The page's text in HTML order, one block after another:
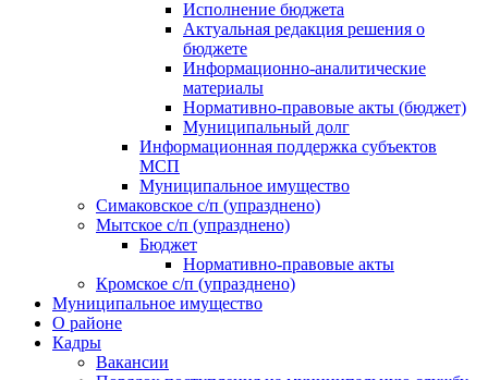
Исполнение бюджета
Актуальная редакция решения о
бюджете
Информационно-аналитические
материалы
Нормативно-правовые акты (бюджет)
Муниципальный долг
Информационная поддержка субъектов
МСП
Муниципальное имущество
Симаковское с/п (упразднено)
Мытское с/п (упразднено)
Бюджет
Нормативно-правовые акты
Кромское с/п (упразднено)
Муниципальное имущество
О районе
Кадры
Вакансии